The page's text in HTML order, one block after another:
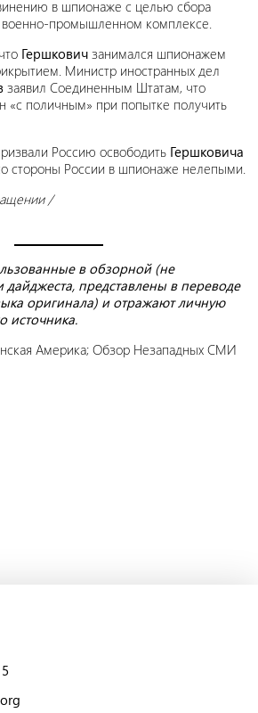
в шпионаже с целью сбора
военно-промышленном комплексе.
Гершкович занимался шпионажем
Министр иностранных дел
заявил Соединенным Штатам, что
«с поличным» при попытке получить
Россию освободить Гершковича
стороны России в шпионаже нелепыми.
/
в обзорной (не
дайджеста, представлены в переводе
оригинала) и отражают личную
источника.
Америка; Обзор Незападных СМИ